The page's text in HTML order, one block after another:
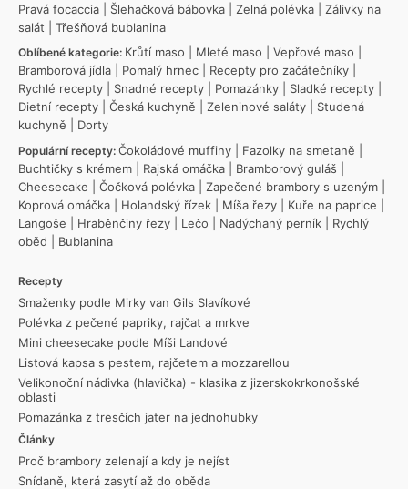
Pravá focaccia
Šlehačková bábovka Zelná polévka
Zálivky na
salát
Třešňová bublanina
Oblíbené kategorie: Krůtí maso Mleté maso Vepřové maso
Bramborová jídla
Pomalý hrnec Recepty pro začátečníky
Rychlé recepty
Snadné recepty Pomazánky Sladké recepty
Dietní recepty
Česká kuchyně Zeleninové saláty
Studená
kuchyně
Dorty
Populární recepty: Čokoládové muffiny Fazolky na smetaně
Buchtičky s krémem
Rajská omáčka Bramborový guláš
Cheesecake
Čočková polévka Zapečené brambory s uzeným
Koprová omáčka
Holandský řízek Míša řezy Kuře na paprice
Langoše
Hraběnčiny řezy Lečo Nadýchaný perník
Rychlý
oběd
Bublanina
Recepty
Smaženky podle Mirky van Gils Slavíkové
Polévka z pečené papriky, rajčat a mrkve
Mini cheesecake podle Míši Landové
Listová kapsa s pestem, rajčetem a mozzarellou
Velikonoční nádivka (hlavička) - klasika z jizerskokrkonošské
oblasti
Pomazánka z tresčích jater na jednohubky
Články
Proč brambory zelenají a kdy je nejíst
Snídaně, která zasytí až do oběda